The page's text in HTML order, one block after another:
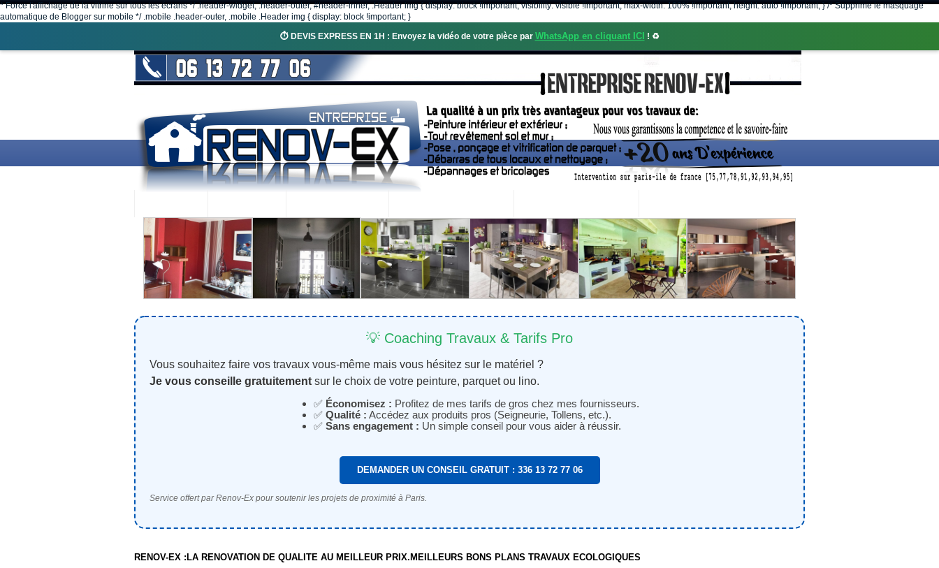
* Force l'affichage de la vitrine sur tous les écrans */ .header-widget, .header-outer, #header-inner, .Header img { display: block !important; visibility: visible !important; max-width: 100% !important; height: auto !important; } /* Supprime le masquage
automatique de Blogger sur mobile */ .mobile .header-outer, .mobile .Header img { display: block !important; }
⏱️ DEVIS EXPRESS EN 1H : Envoyez la vidéo de votre pièce par WhatsApp en cliquant ICI ! ♻️
💡 Coaching Travaux & Tarifs Pro
Vous souhaitez faire vos travaux vous-même mais vous hésitez sur le matériel ?
Je vous conseille gratuitement sur le choix de votre peinture, parquet ou lino.
✅ Économisez : Profitez de mes tarifs de gros chez mes fournisseurs.
✅ Qualité : Accédez aux produits pros (Seigneurie, Tollens, etc.).
✅ Sans engagement : Un simple conseil pour vous aider à réussir.
DEMANDER UN CONSEIL GRATUIT : 336 13 72 77 06
Service offert par Renov-Ex pour soutenir les projets de proximité à Paris.
RENOV-EX :LA RENOVATION DE QUALITE AU MEILLEUR PRIX.MEILLEURS BONS PLANS TRAVAUX ECOLOGIQUES